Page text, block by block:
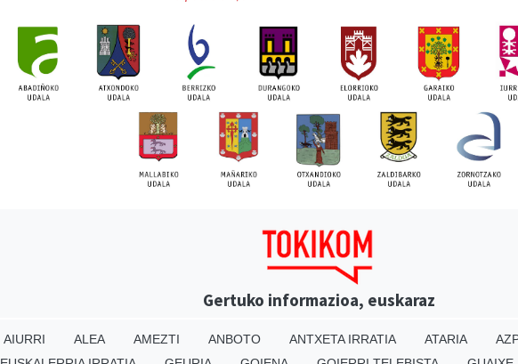
Gertuko informazioa, euskaraz
AIURRI ALEA AMEZTI ANBOTO ANTXETA IRRATIA ATARIA